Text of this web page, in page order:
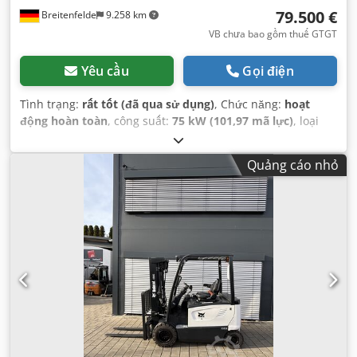
Breitenfelde 9.258 km 79.500 €
VB chưa bao gồm thuế GTGT
Yêu cầu Gọi điện
Tình trạng: rất tốt (đã qua sử dụng), Chức năng: hoạt
động hoàn toàn, công suất: 75 kW (101,97 mã lực), loại
, trọng lượng tổng cộng:
thước lốp xe:400/80 R24, tình trạng lốp:100 phần trăm,
2024, giờ hoạt động:635 h, Thiết bị:Kiểm
tra an toàn UVV, cabin, thuỷ lực,
Quảng cáo nhỏ